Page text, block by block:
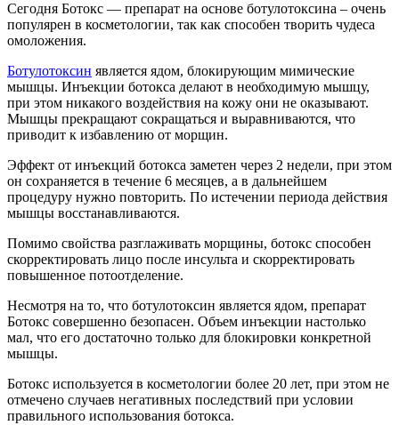
Сегодня Ботокс — препарат на основе ботулотоксина – очень
популярен в косметологии, так как способен творить чудеса
омоложения.
Ботулотоксин является ядом, блокирующим мимические
мышцы. Инъекции ботокса делают в необходимую мышцу,
при этом никакого воздействия на кожу они не оказывают.
Мышцы прекращают сокращаться и выравниваются, что
приводит к избавлению от морщин.
Эффект от инъекций ботокса заметен через 2 недели, при этом
он сохраняется в течение 6 месяцев, а в дальнейшем
процедуру нужно повторить. По истечении периода действия
мышцы восстанавливаются.
Помимо свойства разглаживать морщины, ботокс способен
скорректировать лицо после инсульта и скорректировать
повышенное потоотделение.
Несмотря на то, что ботулотоксин является ядом, препарат
Ботокс совершенно безопасен. Объем инъекции настолько
мал, что его достаточно только для блокировки конкретной
мышцы.
Ботокс используется в косметологии более 20 лет, при этом не
отмечено случаев негативных последствий при условии
правильного использования ботокса.